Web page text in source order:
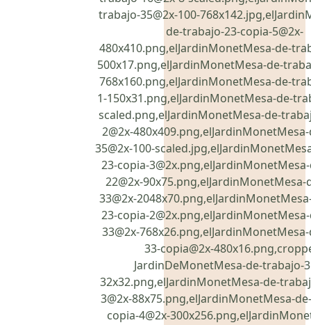
trabajo-35@2x-100-
de-trabajo-23-copia-5@2x-
480x410.png,elJardinMonetMesa-de-
500x17.png,elJardinMonetMesa-de-
768x160.png,elJardinMonetMesa-de-
1-150x31.png,elJardinMonetMesa-de-
scaled.png,elJardinMonetMesa-de-
2@2x-
35@2x-100-
23-copia-
22@2x-
33@2x-
23-copia-
33@2x-
33-copia@2x-
JardinDeMonetMesa-de-trabajo-
32x32.png,elJardinMonetMesa-de-
3@2x-88x75.png,elJardinMonetMesa-
copia-4@2x-